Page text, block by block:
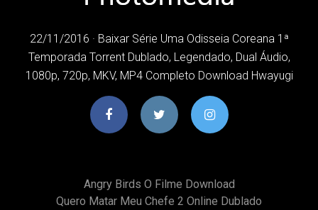
22/11/2016 · Baixar Série Uma Odisseia Coreana 1ª
Temporada Torrent Dublado, Legendado, Dual Áudio,
1080p, 720p, MKV, MP4 Completo Download Hwayugi
Angry Birds O Filme Download
Quero Matar Meu Chefe 2 Online Dublado